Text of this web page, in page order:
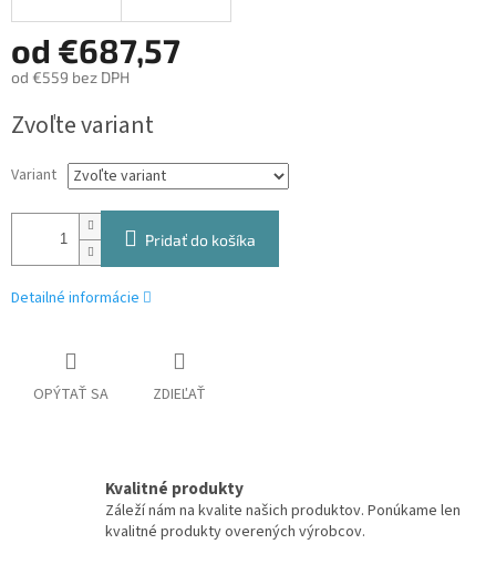
od €687,57
od €559 bez DPH
cena:
Zvoľte variant
Variant
Pridať do košíka
Detailné informácie
OPÝTAŤ SA ZDIEĽAŤ
Kvalitné produkty
Záleží nám na kvalite našich produktov. Ponúkame len
kvalitné produkty overených výrobcov.